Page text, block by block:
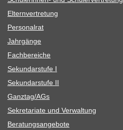
Eltern­ver­tre­tung
Per­so­nal­rat
Jahr­gänge
Fach­be­rei­che
Sekun­dar­stufe I
Sekun­dar­stufe II
Ganztag/​​AGs
Sekre­ta­riate und Verwaltung
Bera­tungs­an­ge­bote